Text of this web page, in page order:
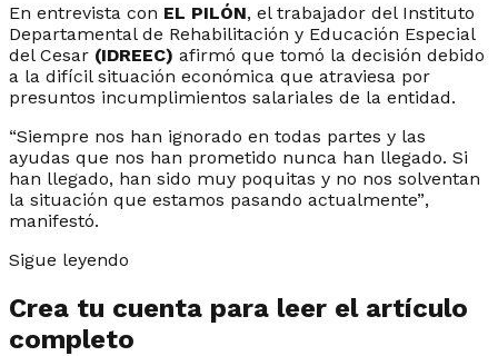
En entrevista con EL PILÓN, el trabajador del Instituto
Departamental de Rehabilitación y Educación Especial
del Cesar (IDREEC) afirmó que tomó la decisión debido
a la difícil situación económica que atraviesa por
presuntos incumplimientos salariales de la entidad.
“Siempre nos han ignorado en todas partes y las
ayudas que nos han prometido nunca han llegado. Si
han llegado, han sido muy poquitas y no nos solventan
la situación que estamos pasando actualmente”,
manifestó.
Sigue leyendo
Crea tu cuenta para leer el artículo
completo